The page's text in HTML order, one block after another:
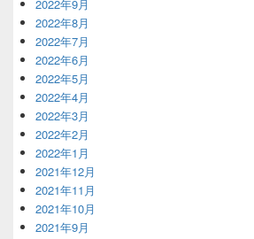
2022年9月
2022年8月
2022年7月
2022年6月
2022年5月
2022年4月
2022年3月
2022年2月
2022年1月
2021年12月
2021年11月
2021年10月
2021年9月